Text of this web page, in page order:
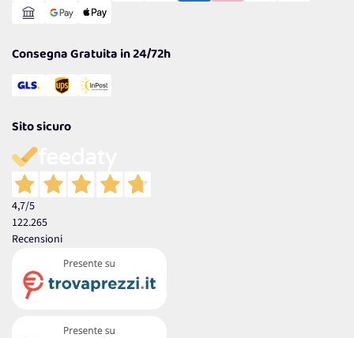
Consegna Gratuita in 24/72h
Sito sicuro
4,7/5
122.265
Recensioni